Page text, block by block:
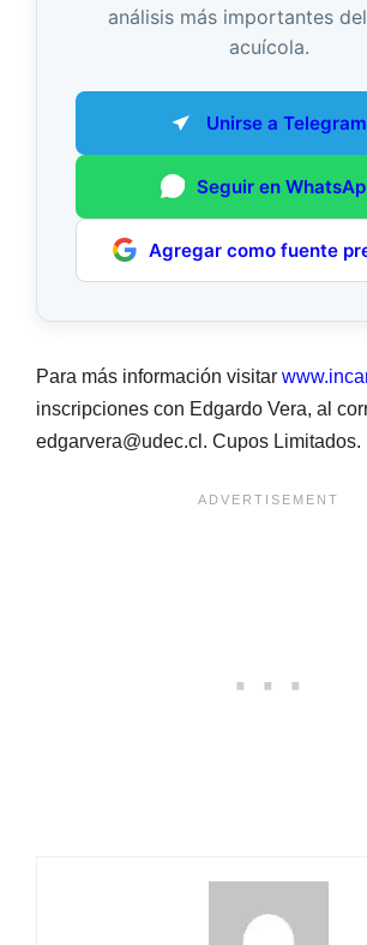
análisis más importantes
acuícola.
Unirse a Telegram
Seguir en
Agregar como fuente
Para más información visitar
inscripciones con Edgardo Vera, al
edgarvera@udec.cl. Cupos Limitados.